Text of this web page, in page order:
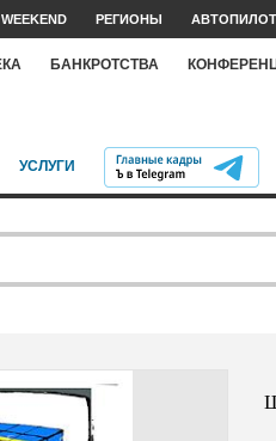
WEEKEND РЕГИОНЫ АВТОПИЛОТ
БАНКРОТСТВА
УСЛУГИ